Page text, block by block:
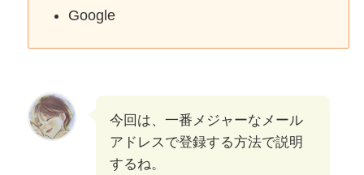
Google
今回は、一番メジャーなメール
アドレスで登録する方法で説明
するね。